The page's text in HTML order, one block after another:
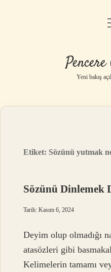
Yeni bakış
Etiket: Sözünü yutmak
Sözünü Dinlemek
Tarih: Kasım 6, 2024
Deyim olup olmadığı
atasözleri gibi
Kelimelerin tamamı